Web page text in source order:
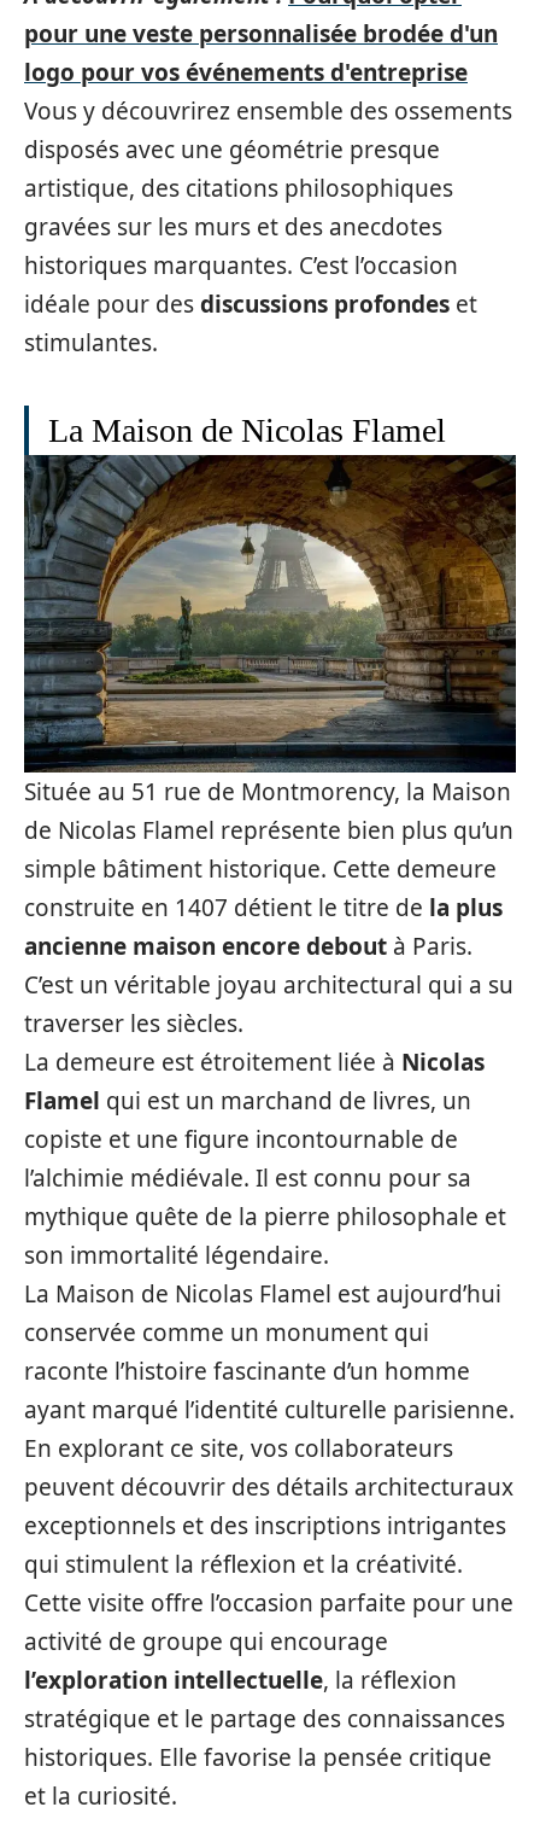
pour une veste personnalisée brodée d'un
logo pour vos événements d'entreprise
Vous y découvrirez ensemble des ossements
disposés avec une géométrie presque
artistique, des citations philosophiques
gravées sur les murs et des anecdotes
historiques marquantes. C’est l’occasion
idéale pour desdiscussions profondes et
stimulantes.
La Maison de Nicolas Flamel
Située au 51 rue de Montmorency, la Maison
de Nicolas Flamel représente bien plus qu’un
simple bâtiment historique. Cette demeure
construite en 1407 détient le titre de la plus
ancienne maison encore debout à Paris.
C’est un véritable joyau architectural qui a su
traverser les siècles.
La demeure est étroitement liée à Nicolas
Flamel qui est un marchand de livres, un
copiste et une figure incontournable de
l’alchimie médiévale. Il est connu pour sa
mythique quête de la pierre philosophale et
son immortalité légendaire.
La Maison de Nicolas Flamel est aujourd’hui
conservée comme un monument qui
raconte l’histoire fascinante d’un homme
ayant marqué l’identité culturelle parisienne.
En explorant ce site, vos collaborateurs
peuvent découvrir des détails architecturaux
exceptionnels et des inscriptions intrigantes
qui stimulent la réflexion et la créativité.
Cette visite offre l’occasion parfaite pour une
activité de groupe qui encourage
l’exploration intellectuelle, la réflexion
stratégique et le partage des connaissances
historiques. Elle favorise la pensée critique
et la curiosité.